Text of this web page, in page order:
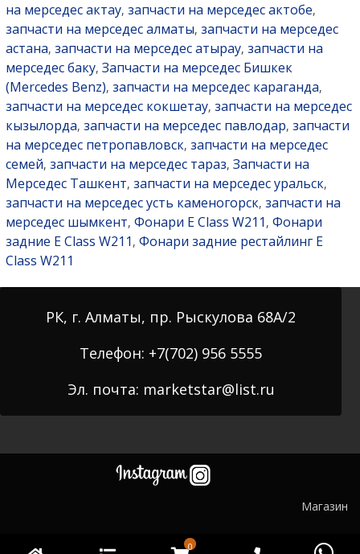
на мерседес актау, запчасти на мерседес актобе,
запчасти на мерседес алматы, запчасти на мерседес
астана, запчасти на мерседес атырау, запчасти на
мерседес баку, Запчасти на мерседес Бишкек
(Mercedes Benz), запчасти на мерседес караганда,
запчасти на мерседес кокшетау, запчасти на мерседес
кызылорда, запчасти на мерседес павлодар, запчасти
на мерседес петропавловск, запчасти на мерседес
семей, запчасти на мерседес тараз, Запчасти на
Мерседес Ташкент, запчасти на мерседес уральск,
запчасти на мерседес усть каменогорск, запчасти на
мерседес шымкент, Фонари E Class W211 , Фонари
задние E Class W211 , Фонари задние рестайлинг E
Class W211
РК, г. Алматы, пр. Рыскулова 68А/2
Телефон: +7(702) 956 5555
Эл. почта: marketstar@list.ru
Магазин
автозапчастей Mercedes-Benz в Алматы. Мы являемся
0